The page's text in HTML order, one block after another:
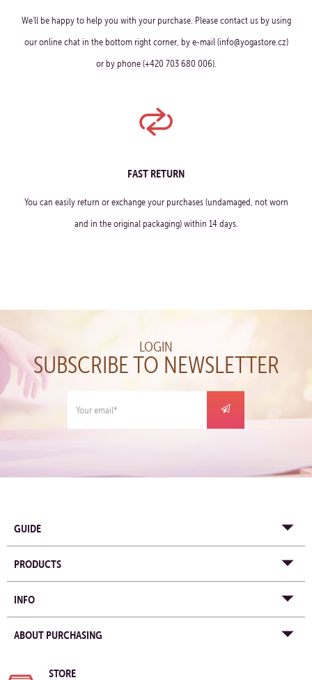
We'll be happy to help you with your purchase. Please contact us by using
our online chat in the bottom right corner, by e-mail (info@yogastore.cz)
or by phone (+420 703 680 006).
FAST RETURN
You can easily return or exchange your purchases (undamaged, not worn
and in the original packaging) within 14 days.
LOGIN
SUBSCRIBE TO NEWSLETTER
GUIDE
PRODUCTS
INFO
ABOUT PURCHASING
STORE